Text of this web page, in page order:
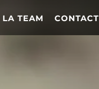
LA TEAM CONTACT